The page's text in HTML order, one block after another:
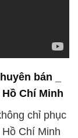
bán _
Chí Minh
chỉ phục
Chí Minh